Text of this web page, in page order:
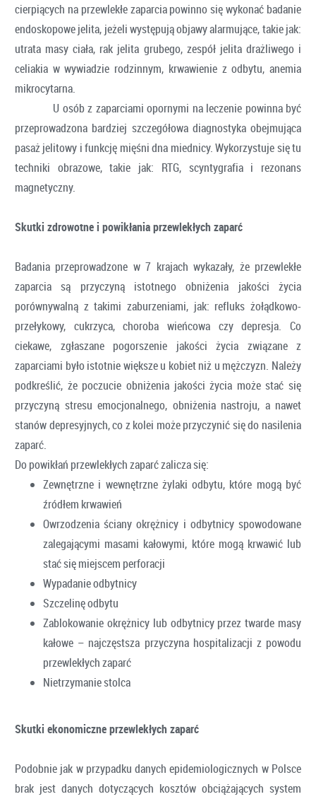
cierpiących na przewlekłe zaparcia powinno się wykonać badanie
endoskopowe jelita, jeżeli występują objawy alarmujące, takie jak:
utrata masy ciała, rak jelita grubego, zespół jelita drażliwego i
celiakia w wywiadzie rodzinnym, krwawienie z odbytu, anemia
mikrocytarna.
U osób z zaparciami opornymi na leczenie powinna być
przeprowadzona bardziej szczegółowa diagnostyka obejmująca
pasaż jelitowy i funkcję mięśni dna miednicy. Wykorzystuje się tu
techniki obrazowe, takie jak: RTG, scyntygrafia i rezonans
magnetyczny.
Skutki zdrowotne i powikłania przewlekłych zaparć
Badania przeprowadzone w 7 krajach wykazały, że przewlekłe
zaparcia są przyczyną istotnego obniżenia jakości życia
porównywalną z takimi zaburzeniami, jak: refluks żołądkowo-
przełykowy, cukrzyca, choroba wieńcowa czy depresja. Co
ciekawe, zgłaszane pogorszenie jakości życia związane z
zaparciami było istotnie większe u kobiet niż u mężczyzn. Należy
podkreślić, że poczucie obniżenia jakości życia może stać się
przyczyną stresu emocjonalnego, obniżenia nastroju, a nawet
stanów depresyjnych, co z kolei może przyczynić się do nasilenia
zaparć.
Do powikłań przewlekłych zaparć zalicza się:
Zewnętrzne i wewnętrzne żylaki odbytu, które mogą być
źródłem krwawień
Owrzodzenia ściany okrężnicy i odbytnicy spowodowane
zalegającymi masami kałowymi, które mogą krwawić lub
stać się miejscem perforacji
Wypadanie odbytnicy
Szczelinę odbytu
Zablokowanie okrężnicy lub odbytnicy przez twarde masy
kałowe – najczęstsza przyczyna hospitalizacji z powodu
przewlekłych zaparć
Nietrzymanie stolca
Skutki ekonomiczne przewlekłych zaparć
Podobnie jak w przypadku danych epidemiologicznych w Polsce
brak jest danych dotyczących kosztów obciążających system